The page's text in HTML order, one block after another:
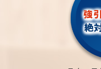
強
絶